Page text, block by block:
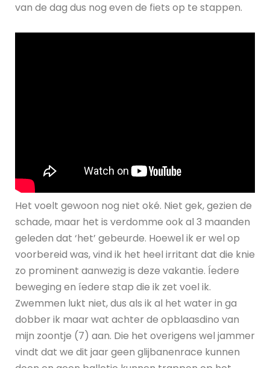
van de dag dus nog even de fiets op te stappen.
Het voelt gewoon nog niet oké. Niet gek, gezien de
schade, maar het is verdomme ook al 3 maanden
geleden dat ‘het’ gebeurde. Hoewel ik er wel op
voorbereid was, vind ik het heel irritant dat die knie
zo prominent aanwezig is deze vakantie. Íedere
beweging en íedere stap die ik zet voel ik.
Zwemmen lukt niet, dus als ik al het water in ga
dobber ik maar wat achter de opblaasdino van
mijn zoontje (7) aan. Die het overigens wel jammer
vindt dat we dit jaar geen glijbanenrace kunnen